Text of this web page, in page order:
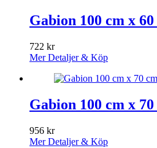
Gabion 100 cm x
722 kr
Mer Detaljer & Köp
Gabion 100 cm x
956 kr
Mer Detaljer & Köp